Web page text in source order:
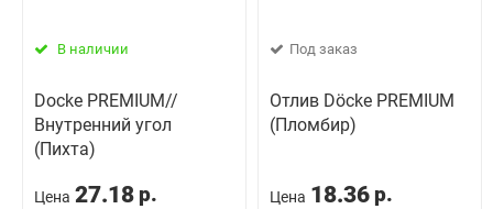
В наличии
Docke PREMIUM//
Внутренний угол
(Пихта)
Цена 27.18 р.
Под заказ
Отлив Döcke PREMIUM
(Пломбир)
Цена 18.36 р.